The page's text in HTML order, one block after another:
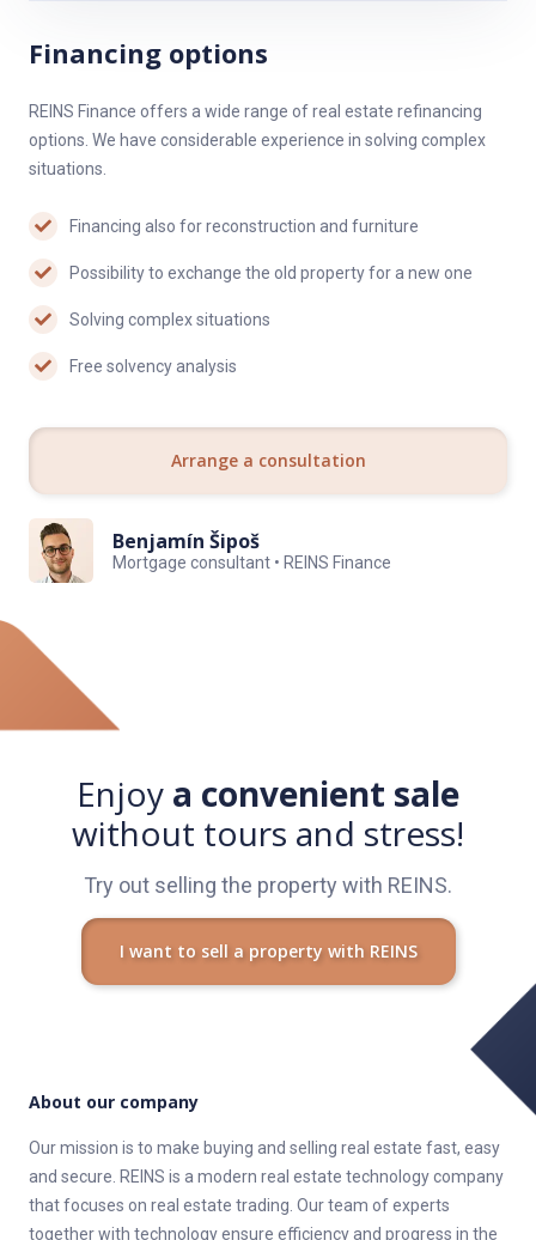
veľa ihrísk, priestranné plochy plné zelene a chodníkov na
Pár minút bicyklom, alebo korčuľami na hrádzu a tiež na
Draždiak, aj na prechádzky do lesíka.
pri dome Billa.
CENA
Kompletná cena: 221 000 EUR
Cena zahŕňa právne poplatky, poplatky do katastra, pričom
Na Vaše otázky ohľadom tejto nehnuteľnosti Vám radi
zodpovieme emailom alebo telefonicky.
Viac informácií môžete získať priamo pri osobnom stretnutí -
Financing options
REINS Finance offers a wide range of real estate refinancing
options. We have considerable experience in solving complex
situations.
Financing also for reconstruction and furniture
Possibility to exchange the old property for a new one
Solving complex situations
Free solvency analysis
Arrange a consultation
Benjamín Šipoš
Mortgage consultant • REINS Finance
Enjoy a convenient sale
without tours and stress!
Try out selling the property with REINS.
I want to sell a property with REINS
About our company
Our mission is to make buying and selling real estate fast, easy
and secure. REINS is a modern real estate technology company
that focuses on real estate trading. Our team of experts
together with technology ensure efficiency and progress in the